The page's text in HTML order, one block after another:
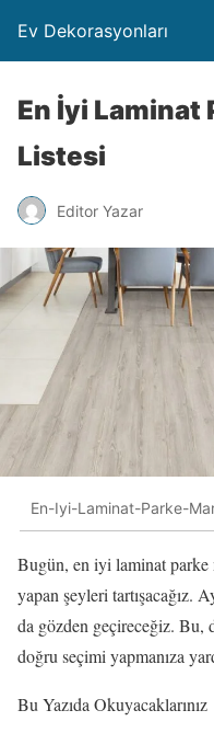
Ev Dekorasyonları
En İyi Laminat
Listesi
Editor Yazar
En-Iyi-Laminat-Parke-
Bugün, en iyi laminat parke
yapan şeyleri tartışacağız.
da gözden geçireceğiz. Bu,
doğru seçimi yapmanıza
Bu Yazıda Okuyacaklarınız